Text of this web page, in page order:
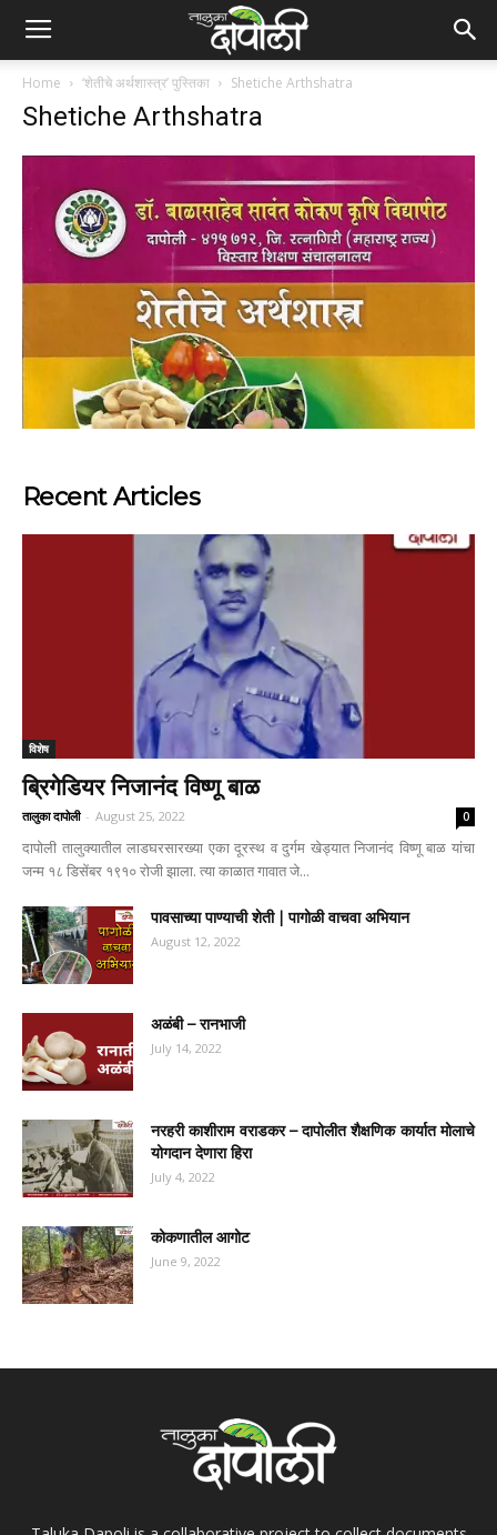
Home ‘शेतीचे अर्थशास्त्र’ पुस्तिका Shetiche Arthshatra
Shetiche Arthshatra
Recent Articles
विशेष
ब्रिगेडियर निजानंद विष्णू बाळ
तालुका दापोली - August 25, 2022 0
दापोली तालुक्यातील लाडघरसारख्या एका दूरस्थ व दुर्गम खेड्यात निजानंद विष्णू बाळ यांचा
जन्म १८ डिसेंबर १९१० रोजी झाला. त्या काळात गावात जे...
पावसाच्या पाण्याची शेती | पागोळी वाचवा अभियान
August 12, 2022
अळंबी – रानभाजी
July 14, 2022
नरहरी काशीराम वराडकर – दापोलीत शैक्षणिक कार्यात मोलाचे
योगदान देणारा हिरा
July 4, 2022
कोकणातील आगोट
June 9, 2022